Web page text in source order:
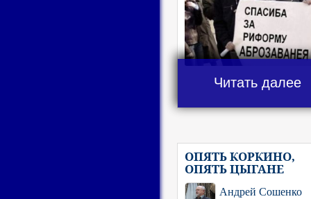
Читать далее
ОПЯТЬ КОРКИНО,
ОПЯТЬ ЦЫГАНЕ
Андрей Сошенко